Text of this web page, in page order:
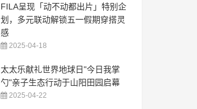
FILA呈现「动不动都出片」特别企
划，多元联动解锁五一假期穿搭灵
感
2025-04-18
太太乐献礼世界地球日"今日我掌
勺"亲子生态行动于山阳田园启幕
2025-04-22